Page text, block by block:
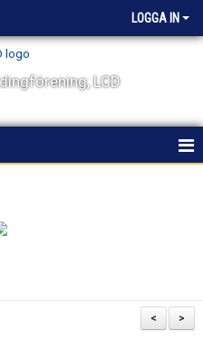
LOGGA IN
LCD
>
<